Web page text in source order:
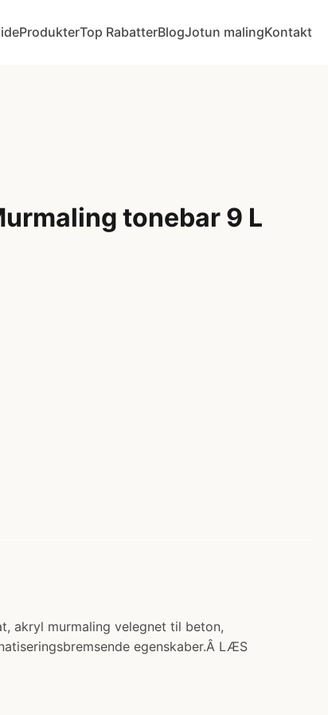
ProdukterTop RabatterBlogJotun malingKontakt
tonebar 9 L
akryl murmaling velegnet til beton,
egenskaber.Â LÆS